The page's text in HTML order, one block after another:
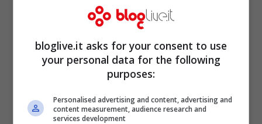
bloglive.it asks for your consent to use
your personal data for the following
purposes:
Personalised advertising and content, advertising and
content measurement, audience research and
services development